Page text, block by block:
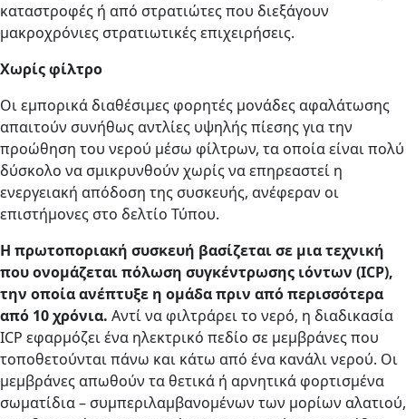
καταστροφές ή από στρατιώτες που διεξάγουν
μακροχρόνιες στρατιωτικές επιχειρήσεις.
Χωρίς φίλτρο
Οι εμπορικά διαθέσιμες φορητές μονάδες αφαλάτωσης
απαιτούν συνήθως αντλίες υψηλής πίεσης για την
προώθηση του νερού μέσω φίλτρων, τα οποία είναι πολύ
δύσκολο να σμικρυνθούν χωρίς να επηρεαστεί η
ενεργειακή απόδοση της συσκευής, ανέφεραν οι
επιστήμονες στο δελτίο Τύπου.
Η πρωτοποριακή συσκευή βασίζεται σε μια τεχνική
που ονομάζεται πόλωση συγκέντρωσης ιόντων (ICP),
την οποία ανέπτυξε η ομάδα πριν από περισσότερα
από 10 χρόνια. Αντί να φιλτράρει το νερό, η διαδικασία
ICP εφαρμόζει ένα ηλεκτρικό πεδίο σε μεμβράνες που
τοποθετούνται πάνω και κάτω από ένα κανάλι νερού. Οι
μεμβράνες απωθούν τα θετικά ή αρνητικά φορτισμένα
σωματίδια – συμπεριλαμβανομένων των μορίων αλατιού,